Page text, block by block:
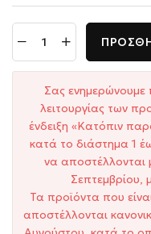
Σας ενημερώνουμε
λειτουργίας των
ένδειξη «Κατόπιν
κατά το διάστημα 1
να
Σεπτεμβρίου,
Τα προϊόντα που
αποστέλλονται